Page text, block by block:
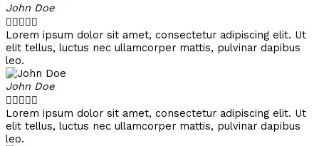
John Doe

Lorem ipsum dolor sit amet, consectetur adipiscing elit. Ut
elit tellus, luctus nec ullamcorper mattis, pulvinar dapibus
leo.
John Doe

Lorem ipsum dolor sit amet, consectetur adipiscing elit. Ut
elit tellus, luctus nec ullamcorper mattis, pulvinar dapibus
leo.